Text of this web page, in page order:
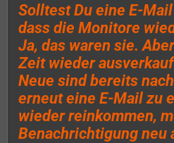
Solltest Du eine E-
dass die Monitore
Ja, das waren sie.
Zeit wieder
Neue sind bereits
erneut eine E-Mail zu
wieder reinkommen,
Benachrichtigung neu